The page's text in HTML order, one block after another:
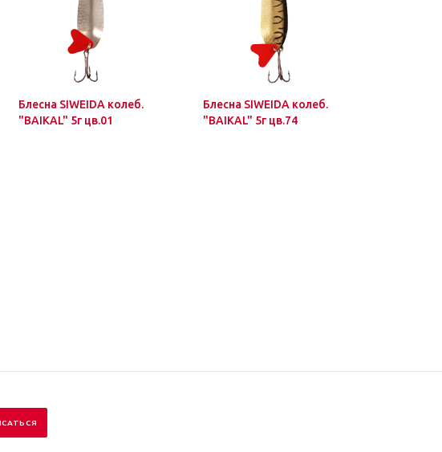
Блесна SIWEIDA колеб.
"BAIKAL" 5г цв.01
Блесна SIWEIDA колеб.
"BAIKAL" 5г цв.74